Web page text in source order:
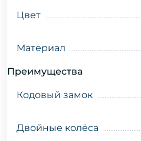
Цвет
Материал
Преимущества
Кодовый замок
Двойные колёса